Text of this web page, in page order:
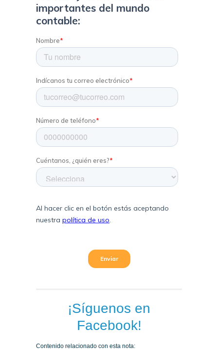
¡Síguenos en
Facebook!
Contenido relacionado con esta nota: